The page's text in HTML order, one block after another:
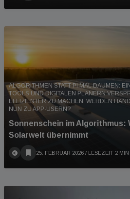
ALGORITHMEN STATT PI MAL DAUMEN:
TOOLS UND DIGITALEN PLANERN
EFFIZIENTER ZU MACHEN. WERDEN
NUN ZU APP-USERN?
Sonnenschein im Algorithmus:
Solarwelt übernimmt
25. FEBRUAR 2026 / LESEZEIT 2 MIN